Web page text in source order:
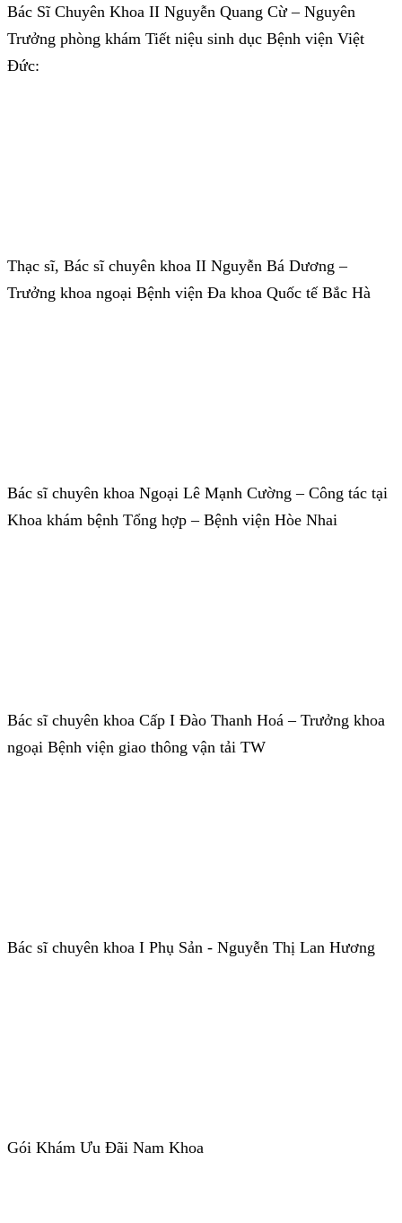
Bác Sĩ Chuyên Khoa II Nguyễn Quang Cừ – Nguyên
Trưởng phòng khám Tiết niệu sinh dục Bệnh viện Việt
Đức:
Thạc sĩ, Bác sĩ chuyên khoa II Nguyễn Bá Dương –
Trưởng khoa ngoại Bệnh viện Đa khoa Quốc tế Bắc Hà
Bác sĩ chuyên khoa Ngoại Lê Mạnh Cường – Công tác tại
Khoa khám bệnh Tổng hợp – Bệnh viện Hòe Nhai
Bác sĩ chuyên khoa Cấp I Đào Thanh Hoá – Trưởng khoa
ngoại Bệnh viện giao thông vận tải TW
Bác sĩ chuyên khoa I Phụ Sản - Nguyễn Thị Lan Hương
Gói Khám Ưu Đãi Nam Khoa